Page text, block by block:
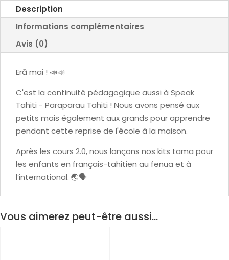
TamaDescription
Informations complémentaires
Avis (0)
Erā mai ! 📣📣
C'est la continuité pédagogique aussi à Speak
Tahiti - Paraparau Tahiti ! Nous avons pensé aux
petits mais également aux grands pour apprendre
pendant cette reprise de l'école à la maison.
Après les cours 2.0, nous lançons nos kits tama pour
les enfants en français-tahitien au fenua et à
l’international. 🌏🗣
Vous aimerez peut-être aussi…